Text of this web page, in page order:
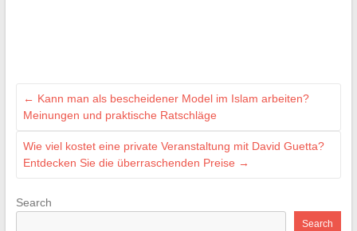
← Kann man als bescheidener Model im Islam arbeiten?
Meinungen und praktische Ratschläge
Wie viel kostet eine private Veranstaltung mit David Guetta?
Entdecken Sie die überraschenden Preise →
Search
Search